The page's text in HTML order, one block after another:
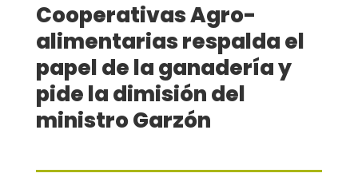
Cooperativas Agro-
alimentarias respalda el
papel de la ganadería y
pide la dimisión del
ministro Garzón